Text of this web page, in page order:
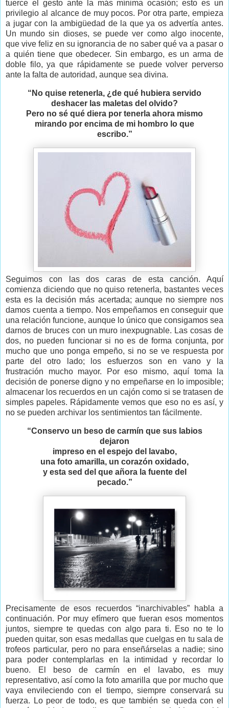
tuerce el gesto ante la más mínima ocasión; esto es un
privilegio al alcance de muy pocos. Por otra parte, empieza
a jugar con la ambigüedad de la que ya os advertía antes.
Un mundo sin dioses, se puede ver como algo inocente,
que vive feliz en su ignorancia de no saber qué va a pasar o
a quién tiene que obedecer. Sin embargo, es un arma de
doble filo, ya que rápidamente se puede volver perverso
ante la falta de autoridad, aunque sea divina.
“No quise retenerla, ¿de qué hubiera servido
deshacer las maletas del olvido?
Pero no sé qué diera por tenerla ahora mismo
mirando por encima de mi hombro lo que
escribo.”
Seguimos con las dos caras de esta canción. Aquí
comienza diciendo que no quiso retenerla, bastantes veces
esta es la decisión más acertada; aunque no siempre nos
damos cuenta a tiempo. Nos empeñamos en conseguir que
una relación funcione, aunque lo único que consigamos sea
darnos de bruces con un muro inexpugnable. Las cosas de
dos, no pueden funcionar si no es de forma conjunta, por
mucho que uno ponga empeño, si no se ve respuesta por
parte del otro lado; los esfuerzos son en vano y la
frustración mucho mayor. Por eso mismo, aquí toma la
decisión de ponerse digno y no empeñarse en lo imposible;
almacenar los recuerdos en un cajón como si se tratasen de
simples papeles. Rápidamente vemos que eso no es así, y
no se pueden archivar los sentimientos tan fácilmente.
“Conservo un beso de carmín que sus labios
dejaron
impreso en el espejo del lavabo,
una foto amarilla, un corazón oxidado,
y esta sed del que añora la fuente del
pecado.”
Precisamente de esos recuerdos “inarchivables” habla a
continuación. Por muy efímero que fueran esos momentos
juntos, siempre te quedas con algo para ti. Eso no te lo
pueden quitar, son esas medallas que cuelgas en tu sala de
trofeos particular, pero no para enseñárselas a nadie; sino
para poder contemplarlas en la intimidad y recordar lo
bueno. El beso de carmín en el lavabo, es muy
representativo, así como la foto amarilla que por mucho que
vaya envileciendo con el tiempo, siempre conservará su
fuerza. Lo peor de todo, es que también se queda con el